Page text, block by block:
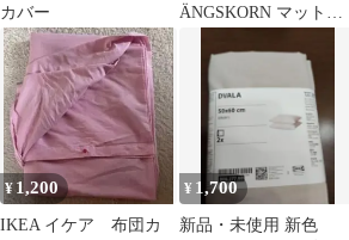
カバー
ÄNGSKORN マットレ
¥ 1,200
IKEA イケア 布団カ
¥ 1,700
新品・未使用 新色